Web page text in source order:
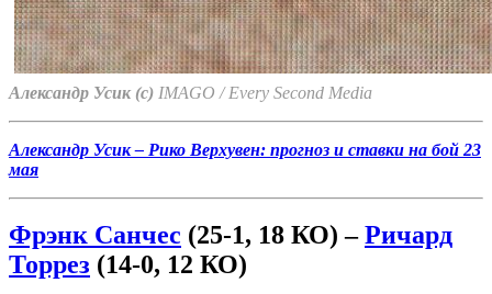
Александр Усик (с) IMAGO / Every Second Media
Александр Усик – Рико Верхувен: прогноз и ставки на бой 23
мая
Фрэнк Санчес (25-1, 18 КО) –Ричард
Торрез (14-0, 12 КО)